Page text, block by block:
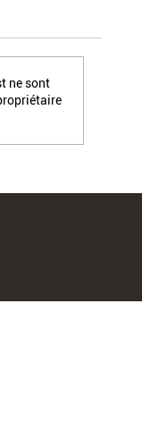
ne sont